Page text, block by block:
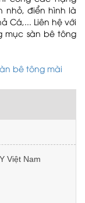
nhỏ, điển hình là
Cá,... Liên hệ với
mục sàn bê tông
bê tông mài
An
Việt Nam
màu bê tông
nóng